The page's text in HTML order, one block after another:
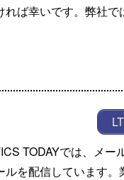
れば幸いです。弊社で
TODAYでは、メ
ルを配信しています